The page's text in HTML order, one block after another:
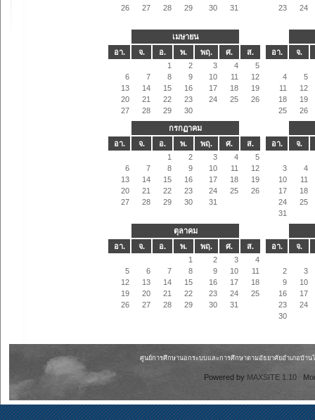
26
27 28 29 30 31
23
24
เมษายน
อา.
จ. อ. พ. พฤ. ศ.
ส.
1
2 3 4
5
6
7 8 9 10 11
12
13
14 15 16 17 18
19
20
21 22 23 24 25
26
27
28 29 30
อา. จ.
4
5
11
12
18
19
25
26
กรกฏาคม
อา.
จ. อ. พ. พฤ. ศ.
ส.
1
2 3 4
5
6
7 8 9 10 11
12
13
14 15 16 17 18
19
20
21 22 23 24 25
26
27
28 29 30 31
อา. จ.
3
4
10
11
17
18
24
25
31
ตุลาคม
อา.
จ. อ. พ. พฤ. ศ.
ส.
1
2 3
4
5
6 7 8 9 10
11
12
13 14 15 16 17
18
19
20 21 22 23 24
25
26
27 28 29 30 31
อา. จ.
2
3
9
10
16
17
23
24
30
ศูนย์การศึกษานอกระบบและการศึกษาตามอัธยาศัยอำเภอบ้าน
Powered by MAXSITE 1.10